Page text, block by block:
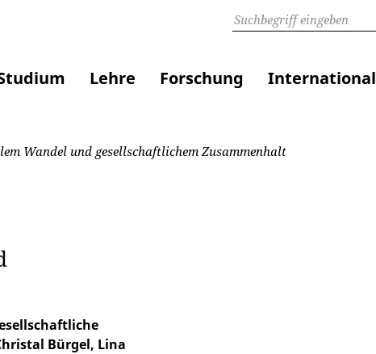
Lehre Forschung International
Wandel und gesellschaftlichem Zusammenhalt
Bürgel, Lina